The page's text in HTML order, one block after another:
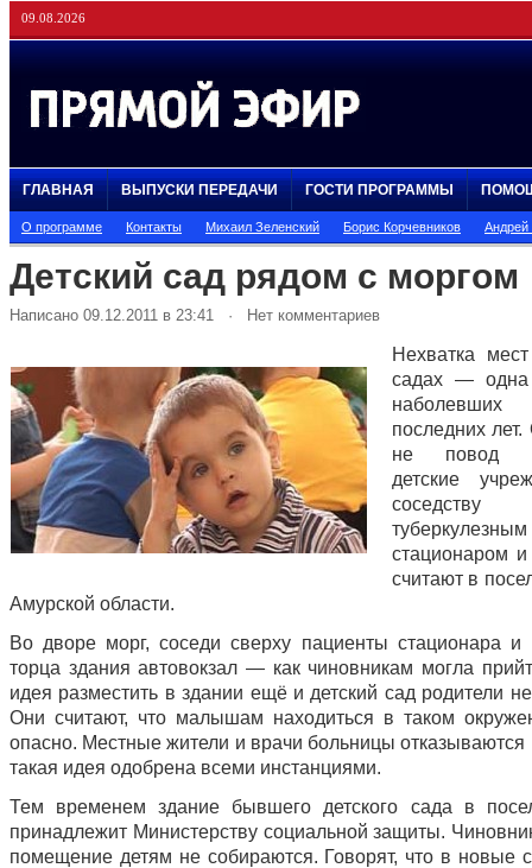
09.08.2026
ГЛАВНАЯ ВЫПУСКИ ПЕРЕДАЧИ ГОСТИ ПРОГРАММЫ
О программе Контакты Михаил Зеленский Борис Корчевников
Детский сад рядом с моргом
Написано 09.12.2011 в 23:41 · Нет комментариев
Нехватка
садах —
последних
не повод
детские
туберкулезным
стационаром
считают в
Амурской области.
Во дворе морг, соседи сверху пациенты стационара и
торца здания автовокзал — как чиновникам могла
идея разместить в здании ещё и детский сад родители
Они считают, что малышам находиться в таком
опасно. Местные жители и врачи больницы отказываются
такая идея одобрена всеми инстанциями.
Тем временем здание бывшего детского сада в
принадлежит Министерству социальной защиты.
помещение детям не собираются. Говорят, что в новые